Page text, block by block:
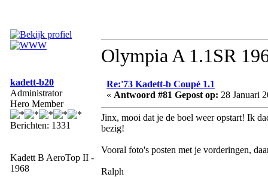
Olympia A 1.1SR
kadett-b20
Administrator
Hero Member
Berichten: 1331
Kadett B AeroTop II -
1968
Re:'73 Kadett-b Coupé 1.1
« Antwoord #81 Gepost op: 28 Januari
Jinx, mooi dat je de boel weer opstart! Ik
bezig!
Vooral foto's posten met je vorderingen,
Ralph